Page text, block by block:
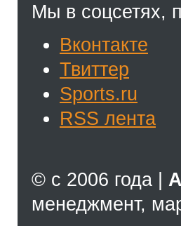
Мы в соцсетях,
Вконтакте
Твиттер
Sports.ru
RSS лента
© с 2006 года |
менеджмент,